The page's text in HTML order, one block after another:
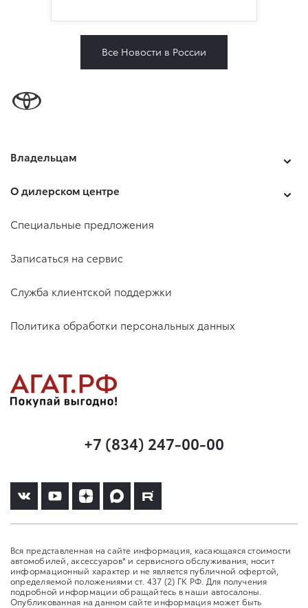
Все Новости в России
Владельцам
О дилерском центре
Специальные предложения
Записаться на сервис
Служба клиентской поддержки
Политика обработки персональных данных
+7 (834) 247-00-00
Вся представленная на сайте информация, касающаяся стоимости
автомобилей, аксессуаров* и сервисного обслуживания, носит
информационный характер и не является публичной офертой,
определяемой положениями ст. 437 (2) ГК РФ. Для получения
подробной информации обращайтесь в наши автосалоны.
Опубликованная на данном сайте информация может быть